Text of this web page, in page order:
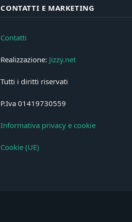
CONTATTI E MARKETING
Contatti
Realizzazione: Jizzy.net
Tutti i diritti riservati
P.Iva 01419730559
Informativa privacy e cookie
Cookie (UE)